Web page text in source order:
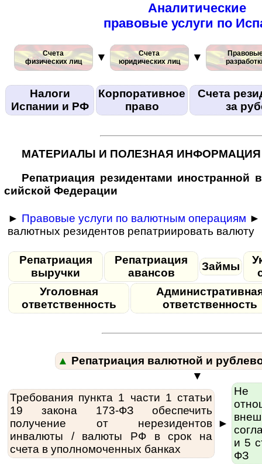
Аналитические
правовые услуги по
Счета
физических лиц
▼
Счета
юридических лиц
▼
Налоги
Испании и РФ
Корпоративное
право
Счета
за
МАТЕРИАЛЫ И ПОЛЕЗНАЯ ИНФОРМАЦИЯ
Репатриация ре­зи­ден­та­ми
сий­ской Федерации
► Правовые услуги по валютным операциям ►
валютных резидентов репатриировать валюту
Репатриация
выручки
Репатриация
авансов
Займы
Уголовная
ответственность
ответственность
▲ Репатриация валютной и
▼
Требования пункта 1 части 1 статьи
19 закона 173-ФЗ обес­пе­чить
получение от нерезидентов
инвалюты / ва­лю­ты РФ в срок на
счета в уполномоченных банках
►
Не
и 5
ФЗ